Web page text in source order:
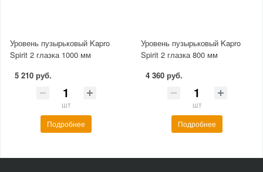
Уровень пузырьковый Kapro
Spirit 2 глазка 1000 мм
5 210 руб.
шт
Подробнее
Уровень пузырьковый Kapro
Spirit 2 глазка 800 мм
4 360 руб.
шт
Подробнее